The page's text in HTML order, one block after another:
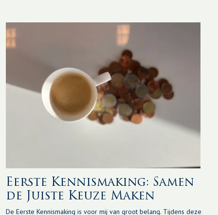
Eerste Kennismaking: Samen
de Juiste Keuze Maken
De Eerste Kennismaking is voor mij van groot belang. Tijdens deze